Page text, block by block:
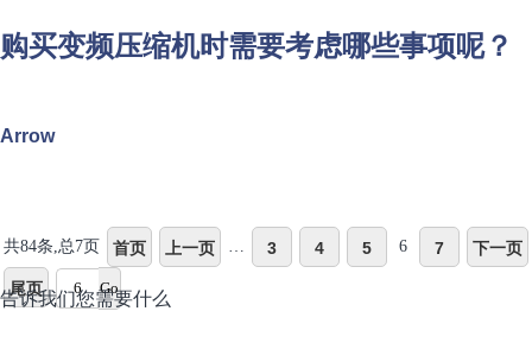
购买变频压缩机时需要考虑哪些事项呢？
Arrow
共84条,总7页 首页 上一页 3 4 5 6 7 下一页
尾页
告诉我们您需要什么